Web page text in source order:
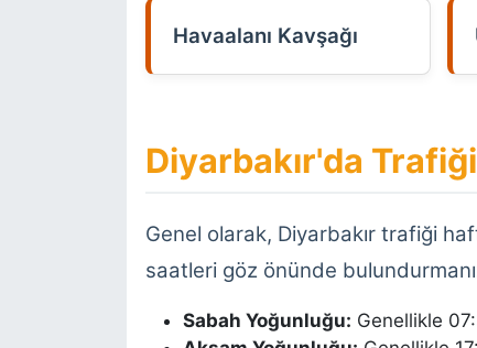
Havaalanı Kavşağı
Diyarbakır'da
Genel olarak, Diyarbakır trafiği
saatleri göz önünde
Sabah Yoğunluğu: Genellikle